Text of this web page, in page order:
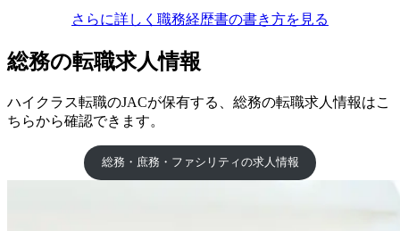
さらに詳しく職務経歴書の書き方を見る
総務の転職求人情報
ハイクラス転職のJACが保有する、総務の転職求人情報はこ
ちらから確認できます。
総務・庶務・ファシリティの求人情報